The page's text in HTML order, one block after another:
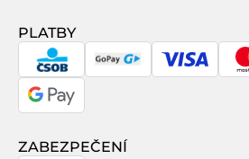
PLATBY
CSOB GoPay Visa
Google
ZABEZPEČENÍ